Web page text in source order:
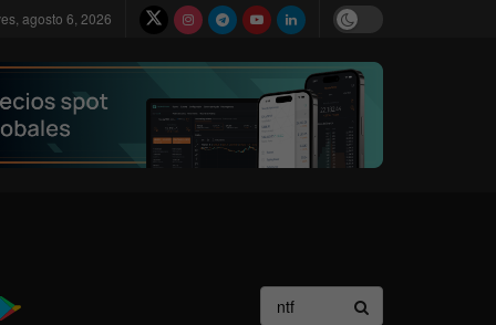
agosto 6, 2026